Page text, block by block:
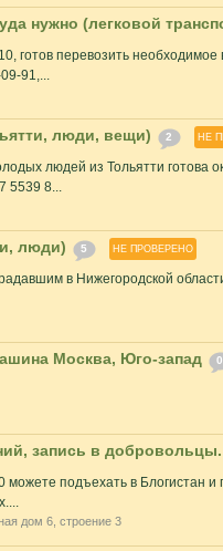
нужно (легковой
готов перевозить
91,...
люди, вещи) 2 НЕ
людей из Тольятти
5539 8...
люди) 5 НЕ ПРОВЕРЕНО
в Нижегородской
Москва, Юго-запад 0
запись в добровольцы.
можете подъехать в Блогистан
дом 6, строение 3